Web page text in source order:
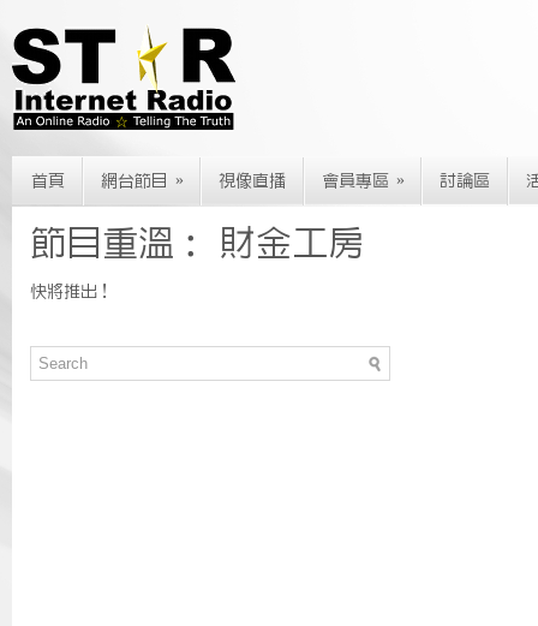
首頁 網台節目 » 視像直播 會員專區 » 討論區
節目重溫： 財金工房
快將推出！